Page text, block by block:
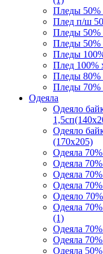
Пледы 50%
Плед п/ш
Пледы 50%
Пледы 50%
Пледы
Плед 100%
Пледы 80%
Пледы 70%
Одеяла
Одеяло
Одеяло
(170х205)
Одеяла
Одеяла
Одеяла
Одеяла
Одеяло
Одеяла
(1)
Одеяла
Одеяла
Одеяла